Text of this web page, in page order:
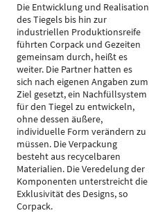
Die Entwicklung und Realisation
des Tiegels bis hin zur
industriellen Produktionsreife
führten Corpack und Gezeiten
gemeinsam durch, heißt es
weiter. Die Partner hatten es
sich nach eigenen Angaben zum
Ziel gesetzt, ein Nachfüllsystem
für den Tiegel zu entwickeln,
ohne dessen äußere,
individuelle Form verändern zu
müssen. Die Verpackung
besteht aus recycelbaren
Materialien. Die Veredelung der
Komponenten unterstreicht die
Exklusivität des Designs, so
Corpack.